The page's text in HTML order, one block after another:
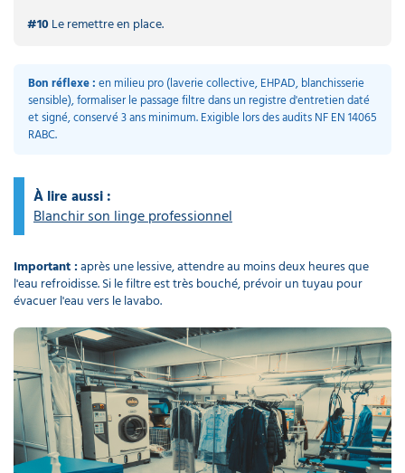
#10Le remettre en place.
Bon réflexe :en milieu pro (laverie collective, EHPAD, blanchisserie
sensible), formaliser le passage filtre dans un registre d'entretien daté
et signé, conservé 3 ans minimum. Exigible lors des audits NF EN 14065
RABC.
À lire aussi :
Blanchir son linge professionnel
Important :après une lessive, attendre au moins deux heures que
l'eau refroidisse. Si le filtre est très bouché, prévoir un tuyau pour
évacuer l'eau vers le lavabo.